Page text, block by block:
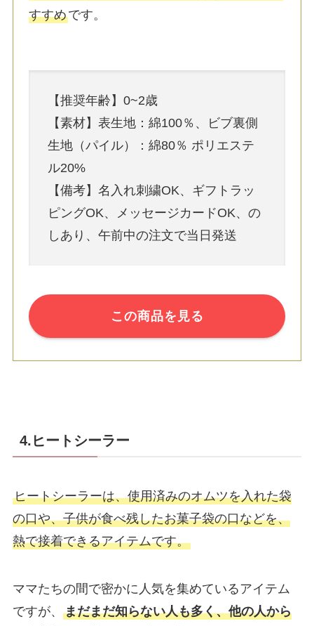
すすめです。
【推奨年齢】0~2歳
【素材】表生地：綿100％、ビブ裏側
生地（パイル）：綿80％ ポリエステ
ル20%
【備考】名入れ刺繍OK、ギフトラッ
ピングOK、メッセージカードOK、の
しあり、午前中の注文で当日発送
この商品を見る
4.ヒートシーラー
ヒートシーラーは、使用済みのオムツを入れた袋
の口や、子供が食べ残したお菓子袋の口などを、
熱で接着できるアイテムです。
ママたちの間で密かに人気を集めているアイテム
ですが、 まだまだ知らない人も多く、他の人から